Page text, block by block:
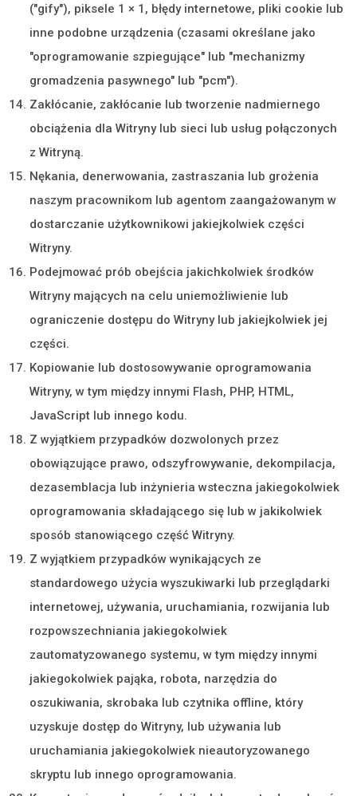
("gify"), piksele 1 × 1, błędy internetowe, pliki cookie lub
inne podobne urządzenia (czasami określane jako
"oprogramowanie szpiegujące" lub "mechanizmy
gromadzenia pasywnego" lub "pcm").
Zakłócanie, zakłócanie lub tworzenie nadmiernego
obciążenia dla Witryny lub sieci lub usług połączonych
z Witryną.
Nękania, denerwowania, zastraszania lub grożenia
naszym pracownikom lub agentom zaangażowanym w
dostarczanie użytkownikowi jakiejkolwiek części
Witryny.
Podejmować prób obejścia jakichkolwiek środków
Witryny mających na celu uniemożliwienie lub
ograniczenie dostępu do Witryny lub jakiejkolwiek jej
części.
Kopiowanie lub dostosowywanie oprogramowania
Witryny, w tym między innymi Flash, PHP, HTML,
JavaScript lub innego kodu.
Z wyjątkiem przypadków dozwolonych przez
obowiązujące prawo, odszyfrowywanie, dekompilacja,
dezasemblacja lub inżynieria wsteczna jakiegokolwiek
oprogramowania składającego się lub w jakikolwiek
sposób stanowiącego część Witryny.
Z wyjątkiem przypadków wynikających ze
standardowego użycia wyszukiwarki lub przeglądarki
internetowej, używania, uruchamiania, rozwijania lub
rozpowszechniania jakiegokolwiek
zautomatyzowanego systemu, w tym między innymi
jakiegokolwiek pająka, robota, narzędzia do
oszukiwania, skrobaka lub czytnika offline, który
uzyskuje dostęp do Witryny, lub używania lub
uruchamiania jakiegokolwiek nieautoryzowanego
skryptu lub innego oprogramowania.